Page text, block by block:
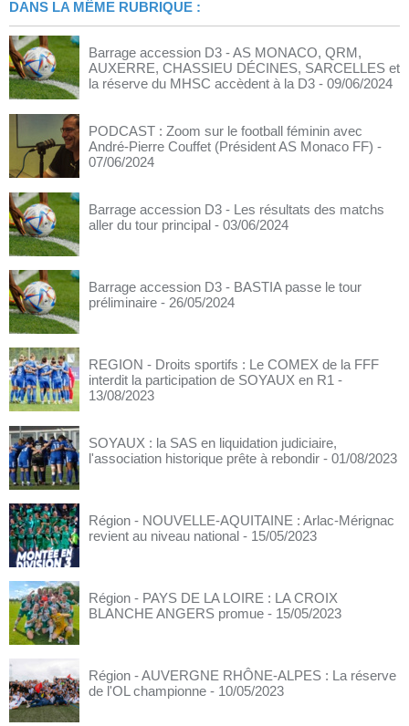
DANS LA MÊME RUBRIQUE :
Barrage accession D3 - AS MONACO, QRM,
AUXERRE, CHASSIEU DÉCINES, SARCELLES et
la réserve du MHSC accèdent à la D3 - 09/06/2024
PODCAST : Zoom sur le football féminin avec
André-Pierre Couffet (Président AS Monaco FF) -
07/06/2024
Barrage accession D3 - Les résultats des matchs
aller du tour principal - 03/06/2024
Barrage accession D3 - BASTIA passe le tour
préliminaire - 26/05/2024
REGION - Droits sportifs : Le COMEX de la FFF
interdit la participation de SOYAUX en R1 -
13/08/2023
SOYAUX : la SAS en liquidation judiciaire,
l'association historique prête à rebondir - 01/08/2023
Région - NOUVELLE-AQUITAINE : Arlac-Mérignac
revient au niveau national - 15/05/2023
Région - PAYS DE LA LOIRE : LA CROIX
BLANCHE ANGERS promue - 15/05/2023
Région - AUVERGNE RHÔNE-ALPES : La réserve
de l'OL championne - 10/05/2023